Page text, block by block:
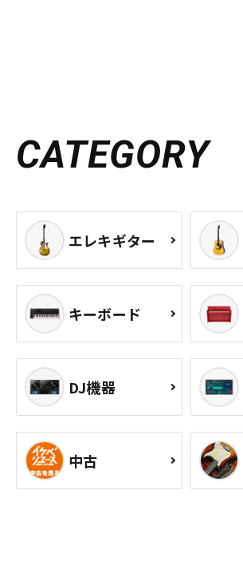
CATEGORY
エレキギター
キーボード
DJ機器
中古